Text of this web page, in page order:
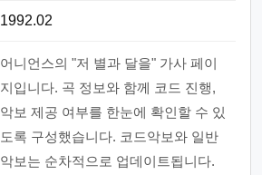
1992.02
어니언스의 "저 별과 달을" 가사 페이
지입니다. 곡 정보와 함께 코드 진행,
악보 제공 여부를 한눈에 확인할 수 있
도록 구성했습니다. 코드악보와 일반
악보는 순차적으로 업데이트됩니다.